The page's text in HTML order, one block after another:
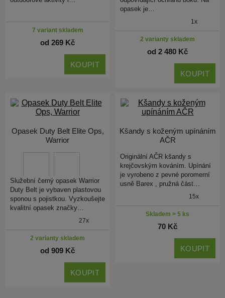
7 variant skladem
od 269 Kč
KOUPIT
opasek je…
1x
2 varianty skladem
od 2 480 Kč
KOUPIT
Opasek Duty Belt Elite Ops,
Warrior
Služební černý opasek Warrior
Duty Belt je vybaven plastovou
sponou s pojistkou. Vyzkoušejte
kvalitní opasek značky…
27x
2 varianty skladem
od 909 Kč
KOUPIT
Kšandy s koženým upínáním
AČR
Originální AČR kšandy s
krejčovským kováním. Upínání
je vyrobeno z pevné poromerní
usně Barex , pružná část…
15x
Skladem > 5 ks
70 Kč
KOUPIT